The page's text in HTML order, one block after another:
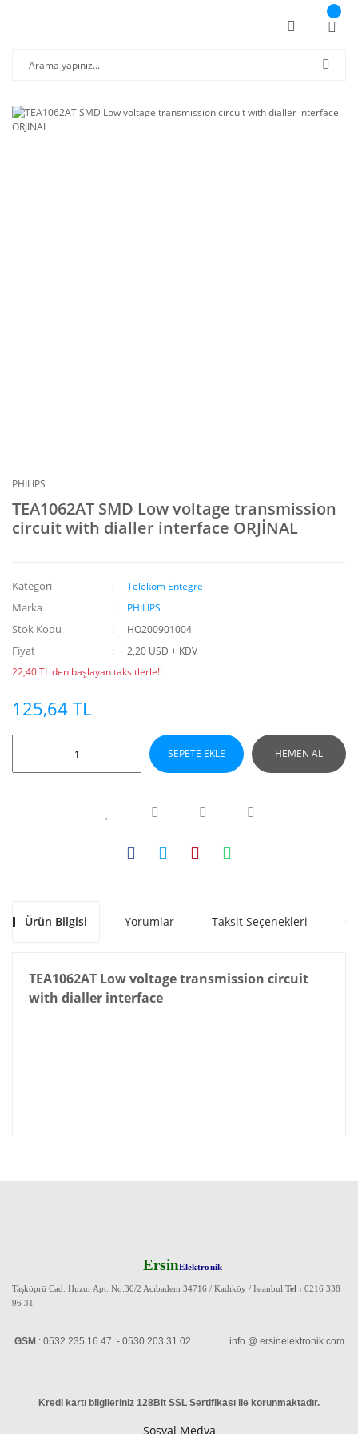
PHILIPS
TEA1062AT SMD Low voltage transmission
circuit with dialler interface ORJİNAL
Kategori Telekom Entegre
Marka PHILIPS
Stok Kodu HO200901004
Fiyat
2,20 USD + KDV
22,40 TL den başlayan taksitlerle!!
125,64 TL
SEPETE EKLE HEMEN AL
Ürün Bilgisi Yorumlar Taksit Seçenekleri
TEA1062AT Low voltage transmission circuit
with dialler interface
ErsinElektronik
Taşköprü Cad. Huzur Apt. No:30/2 Acıbadem 34716 / Kadıköy / Istanbul Tel : 0216 338
96 31
GSM : 0532 235 16 47 - 0530 203 31 02 info @ ersinelektronik.com
Kredi kartı bilgileriniz 128Bit SSL Sertifikası ile korunmaktadır.
Sosyal Medya